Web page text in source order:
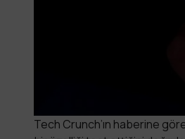
Tech Crunch’ın haberine